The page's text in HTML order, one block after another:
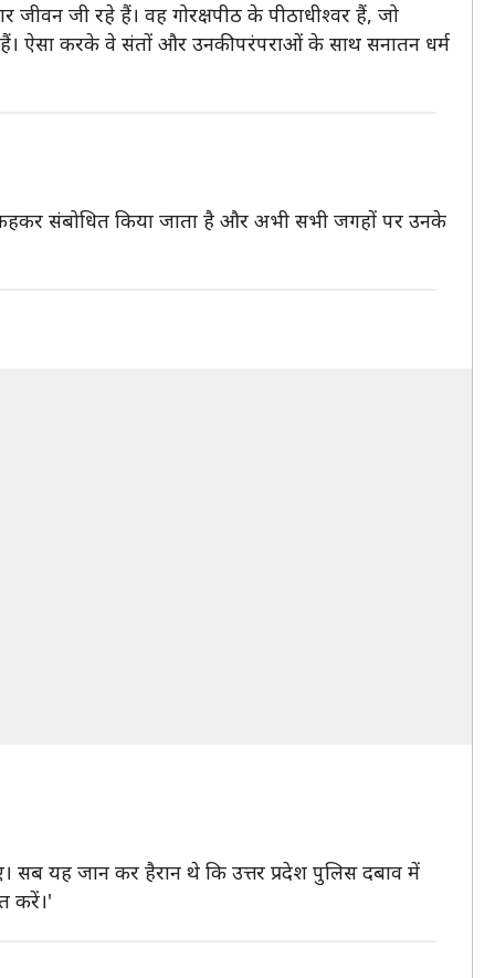
जीवन जी रहे हैं। वह गोरक्षपीठ के पीठाधीश्वर हैं, जो
हैं। ऐसा करके वे संतों और उनकी परंपराओं के साथ सनातन धर्म
कहकर संबोधित किया जाता है और अभी सभी जगहों पर उनके
यह जान कर हैरान थे कि उत्तर प्रदेश पुलिस दबाव में
करें।'